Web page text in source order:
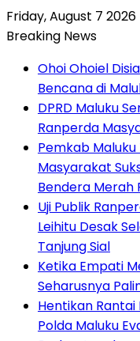
Friday, August 7 2026
Breaking News
Ohoi Ohoiel
Bencana di
DPRD Maluku
Ranperda
Pemkab
Masyarakat
Bendera Merah
Uji Publik
Leihitu Desak
Tanjung Sial
Ketika Empati
Seharusnya
Hentikan Rantai
Polda Maluku